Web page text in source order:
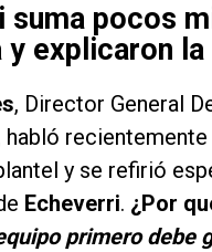
suma pocos
y explicaron la
, Director General
habló recientemente
y se refirió
Echeverri. ¿Por
primero debe